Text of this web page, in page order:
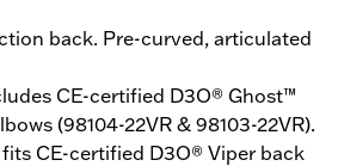
back. Pre-curved, articulated
CE-certified D3O® Ghost™
(98104-22VR & 98103-22VR).
CE-certified D3O® Viper back